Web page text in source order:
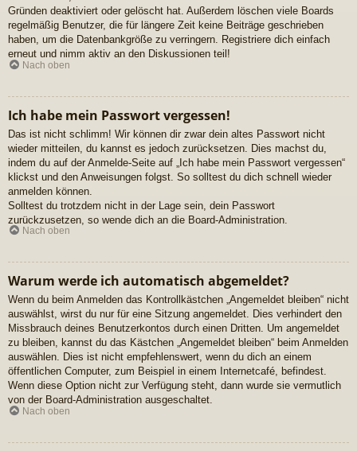
Gründen deaktiviert oder gelöscht hat. Außerdem löschen viele Boards
regelmäßig Benutzer, die für längere Zeit keine Beiträge geschrieben
haben, um die Datenbankgröße zu verringern. Registriere dich einfach
erneut und nimm aktiv an den Diskussionen teil!
Nach oben
Ich habe mein Passwort vergessen!
Das ist nicht schlimm! Wir können dir zwar dein altes Passwort nicht
wieder mitteilen, du kannst es jedoch zurücksetzen. Dies machst du,
indem du auf der Anmelde-Seite auf „Ich habe mein Passwort vergessen“
klickst und den Anweisungen folgst. So solltest du dich schnell wieder
anmelden können.
Solltest du trotzdem nicht in der Lage sein, dein Passwort
zurückzusetzen, so wende dich an die Board-Administration.
Nach oben
Warum werde ich automatisch abgemeldet?
Wenn du beim Anmelden das Kontrollkästchen „Angemeldet bleiben“ nicht
auswählst, wirst du nur für eine Sitzung angemeldet. Dies verhindert den
Missbrauch deines Benutzerkontos durch einen Dritten. Um angemeldet
zu bleiben, kannst du das Kästchen „Angemeldet bleiben“ beim Anmelden
auswählen. Dies ist nicht empfehlenswert, wenn du dich an einem
öffentlichen Computer, zum Beispiel in einem Internetcafé, befindest.
Wenn diese Option nicht zur Verfügung steht, dann wurde sie vermutlich
von der Board-Administration ausgeschaltet.
Nach oben